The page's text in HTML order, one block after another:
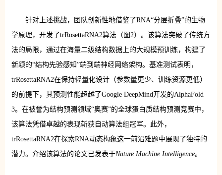
针对上述挑战，团队创新性地借鉴了RNA“分层折叠”的生物
学原理，开发了trRosettaRNA2算法（图2）。该算法突破了传统方
法的局限，通过在海量二级结构数据上的大规模预训练，构建了
新颖的“结构先验感知”端到端神经网络架构。基准测试表明，
trRosettaRNA2在保持轻量化设计（参数量更少、训练资源更低）
的前提下，其预测性能超越了Google DeepMind开发的AlphaFold
3。在被誉为结构预测领域“奥赛”的全球蛋白质结构预测竞赛中，
该算法凭借卓越的表现斩获自动算法组冠军。此外，
trRosettaRNA2在探索RNA动态构象这一前沿难题中展现了独特的
潜力。介绍该算法的论文已发表于Nature Machine Intelligence。